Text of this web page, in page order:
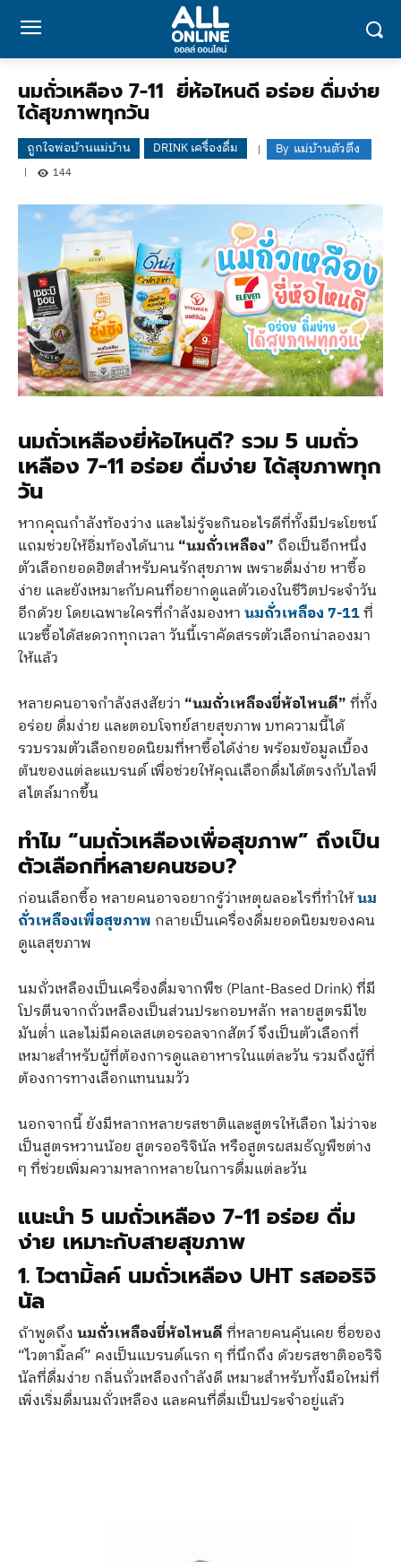
นมถั่วเหลือง 7-11 ยี่ห้อไหนดี อร่อย ดื่มง่าย
ได้สุขภาพทุกวัน
ถูกใจพ่อบ้านแม่บ้าน DRINK เครื่องดื่ม By แม่บ้านตัวตึง
144
นมถั่วเหลืองยี่ห้อไหนดี? รวม 5 นมถั่ว
เหลือง 7-11 อร่อย ดื่มง่าย ได้สุขภาพทุก
วัน
หากคุณกำลังท้องว่าง และไม่รู้จะกินอะไรดีที่ทั้งมีประโยชน์
แถมช่วยให้อิ่มท้องได้นาน“นมถั่วเหลือง” ถือเป็นอีกหนึ่ง
ตัวเลือกยอดฮิตสำหรับคนรักสุขภาพ เพราะดื่มง่าย หาซื้อ
ง่าย และยังเหมาะกับคนที่อยากดูแลตัวเองในชีวิตประจำวัน
อีกด้วย โดยเฉพาะใครที่กำลังมองหานมถั่วเหลือง 7-11ที่
แวะซื้อได้สะดวกทุกเวลา วันนี้เราคัดสรรตัวเลือกน่าลองมา
ให้แล้ว
หลายคนอาจกำลังสงสัยว่า “นมถั่วเหลืองยี่ห้อไหนดี”ที่ทั้ง
อร่อย ดื่มง่าย และตอบโจทย์สายสุขภาพ บทความนี้ได้
รวบรวมตัวเลือกยอดนิยมที่หาซื้อได้ง่าย พร้อมข้อมูลเบื้อง
ต้นของแต่ละแบรนด์ เพื่อช่วยให้คุณเลือกดื่มได้ตรงกับไลฟ์
สไตล์มากขึ้น
ทำไม “นมถั่วเหลืองเพื่อสุขภาพ” ถึงเป็น
ตัวเลือกที่หลายคนชอบ?
ก่อนเลือกซื้อ หลายคนอาจอยากรู้ว่าเหตุผลอะไรที่ทำให้นม
ถั่วเหลืองเพื่อสุขภาพ กลายเป็นเครื่องดื่มยอดนิยมของคน
ดูแลสุขภาพ
นมถั่วเหลืองเป็นเครื่องดื่มจากพืช (Plant-Based Drink) ที่มี
โปรตีนจากถั่วเหลืองเป็นส่วนประกอบหลัก หลายสูตรมีไข
มันต่ำ และไม่มีคอเลสเตอรอลจากสัตว์ จึงเป็นตัวเลือกที่
เหมาะสำหรับผู้ที่ต้องการดูแลอาหารในแต่ละวัน รวมถึงผู้ที่
ต้องการทางเลือกแทนนมวัว
นอกจากนี้ ยังมีหลากหลายรสชาติและสูตรให้เลือก ไม่ว่าจะ
เป็นสูตรหวานน้อย สูตรออริจินัล หรือสูตรผสมธัญพืชต่าง
ๆ ที่ช่วยเพิ่มความหลากหลายในการดื่มแต่ละวัน
แนะนำ 5 นมถั่วเหลือง 7-11 อร่อย ดื่ม
ง่าย เหมาะกับสายสุขภาพ
1. ไวตามิ้ลค์ นมถั่วเหลือง UHT รสออริจิ
นัล
ถ้าพูดถึงนมถั่วเหลืองยี่ห้อไหนดีที่หลายคนคุ้นเคย ชื่อของ
“ไวตามิ้ลค์” คงเป็นแบรนด์แรก ๆ ที่นึกถึง ด้วยรสชาติออริจิ
นัลที่ดื่มง่าย กลิ่นถั่วเหลืองกำลังดี เหมาะสำหรับทั้งมือใหม่ที่
เพิ่งเริ่มดื่มนมถั่วเหลือง และคนที่ดื่มเป็นประจำอยู่แล้ว